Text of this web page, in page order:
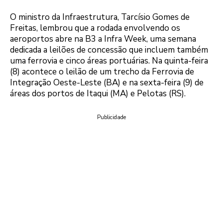
O ministro da Infraestrutura, Tarcísio Gomes de
Freitas, lembrou que a rodada envolvendo os
aeroportos abre na B3 a Infra Week, uma semana
dedicada a leilões de concessão que incluem também
uma ferrovia e cinco áreas portuárias. Na quinta-feira
(8) acontece o leilão de um trecho da Ferrovia de
Integração Oeste-Leste (BA) e na sexta-feira (9) de
áreas dos portos de Itaqui (MA) e Pelotas (RS).
Publicidade